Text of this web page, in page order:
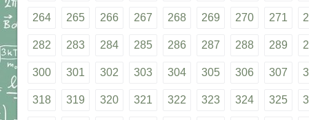
264 265 266 267 268 269 270 271
282 283 284 285 286 287 288 289
300 301 302 303 304 305 306 307
318 319 320 321 322 323 324 325